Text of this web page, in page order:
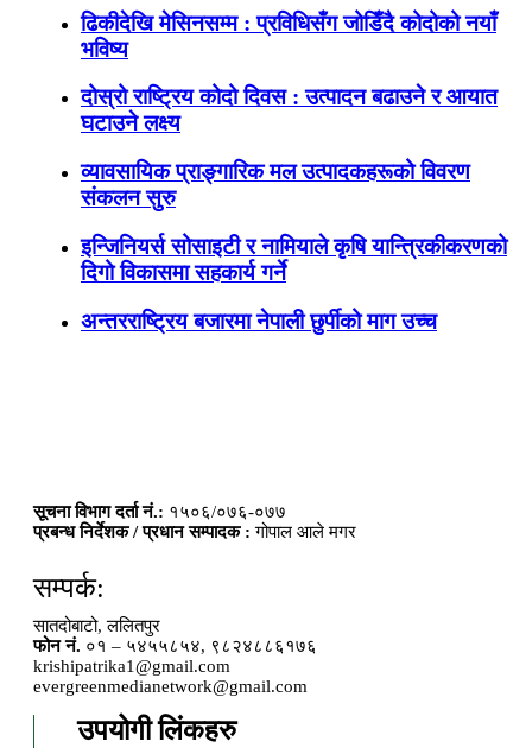
ढिकीदेखि मेसिनसम्म : प्रविधिसँग जोडिँदै कोदोको नयाँ
भविष्य
दोस्रो राष्ट्रिय कोदो दिवस : उत्पादन बढाउने र आयात
घटाउने लक्ष्य
व्यावसायिक प्राङ्गारिक मल उत्पादकहरूको विवरण
संकलन सुरु
इन्जिनियर्स सोसाइटी र नामियाले कृषि यान्त्रिकीकरणको
दिगो विकासमा सहकार्य गर्ने
अन्तरराष्ट्रिय बजारमा नेपाली छुर्पीको माग उच्च
सूचना विभाग दर्ता नं.: १५०६/०७६-०७७
प्रबन्ध निर्देशक / प्रधान सम्पादक : गोपाल आले मगर
सम्पर्क:
सातदोबाटो, ललितपुर
फोन नं. ०१ – ५४५५८५४, ९८२४८८६१७६
krishipatrika1@gmail.com
evergreenmedianetwork@gmail.com
उपयोगी लिंकहरु